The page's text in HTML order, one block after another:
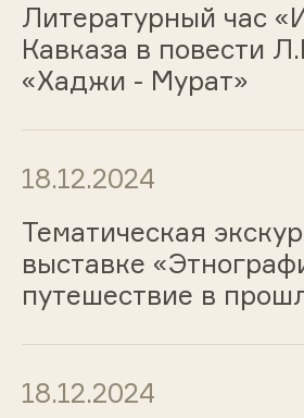
Литературный час
Кавказа в повести
«Хаджи - Мурат»
18.12.2024
Тематическая
выставке
путешествие в
18.12.2024